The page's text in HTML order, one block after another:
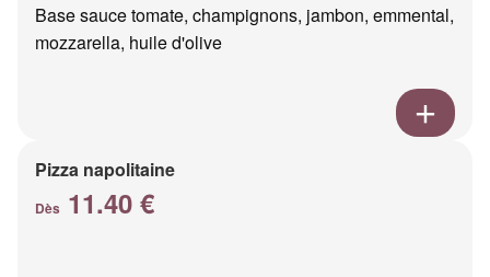
Base sauce tomate, champignons, jambon, emmental,
mozzarella, huile d'olive
Pizza napolitaine
Dès 11.40 €